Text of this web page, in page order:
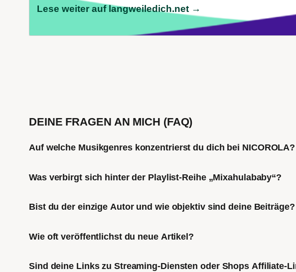
Lese weiter auf langweiledich.net →
DEINE FRAGEN AN MICH (FAQ)
Auf welche Musikgenres konzentrierst du dich bei NICOROLA?
Was verbirgt sich hinter der Playlist-Reihe „Mixahulababy“?
Bist du der einzige Autor und wie objektiv sind deine Beiträge?
Wie oft veröffentlichst du neue Artikel?
Sind deine Links zu Streaming-Diensten oder Shops Affiliate-